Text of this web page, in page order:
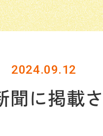
2024.09.12
聞に掲載